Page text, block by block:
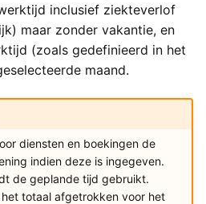
inclusief ziekteverlof
maar zonder vakantie, en
(zoals gedefinieerd in het
maand.
diensten en boekingen de
indien deze is ingegeven.
de geplande tijd gebruikt.
totaal afgetrokken voor het